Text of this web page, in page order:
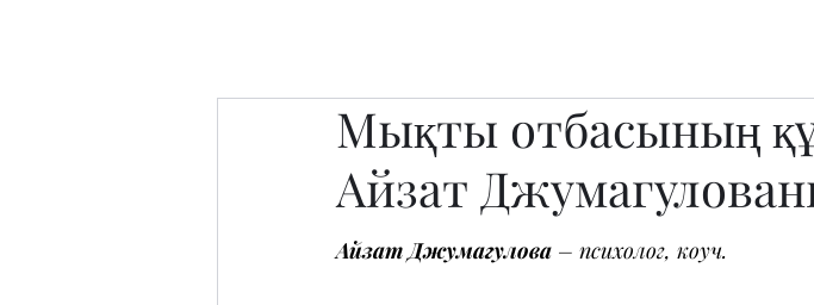
Мықты отбасының
Айзат
Айзат Джумагулова – психолог, коуч.